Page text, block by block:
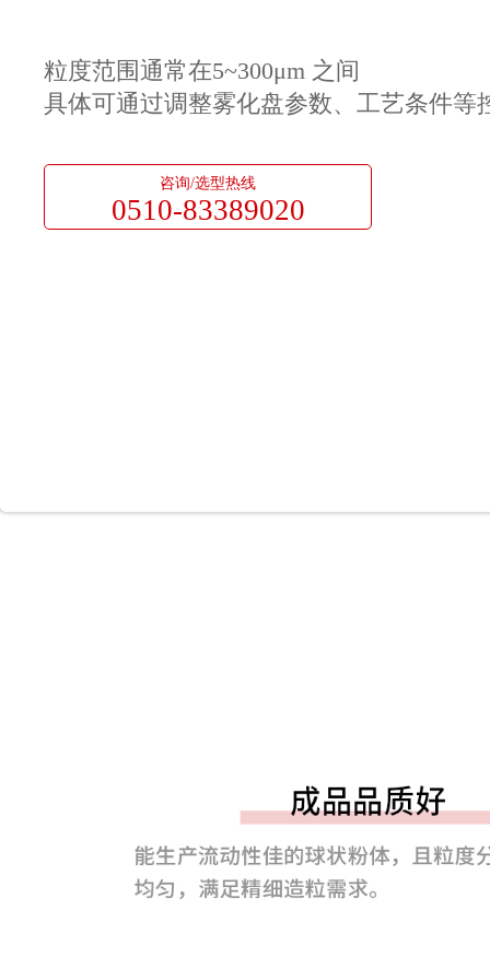
粒度范围通常在5~300μm 之间
具体可通过调整雾化盘参数、工艺条件等
咨询/选型热线
0510-83389020